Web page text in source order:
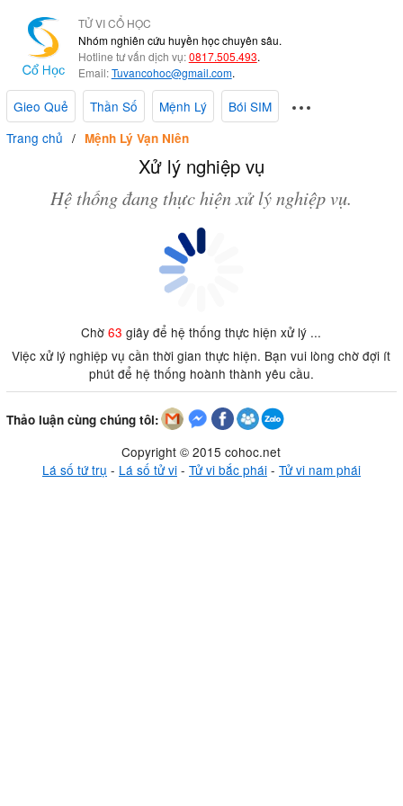
TỬ VI CỔ HỌC
Nhóm nghiên cứu huyền học chuyên sâu.
Hotline tư vấn dịch vụ:0817.505.493.
Email:Tuvancohoc@gmail.com.
Gieo Quẻ Thần Số Mệnh Lý
Bói SIM
Trang chủ
Mệnh Lý Vạn Niên
Xử lý nghiệp vụ
Hệ thống đang thực hiện xử lý nghiệp vụ.
Chờ63 giây để hệ thống thực hiện xử lý ...
Việc xử lý nghiệp vụ cần thời gian thực hiện. Bạn vui lòng chờ đợi ít
phút để hệ thống hoành thành yêu cầu.
Thảo luận cùng chúng tôi:
Copyright © 2015 cohoc.net
Lá số tứ trụ - Lá số tử vi- Tử vi bắc phái- Tử vi nam phái